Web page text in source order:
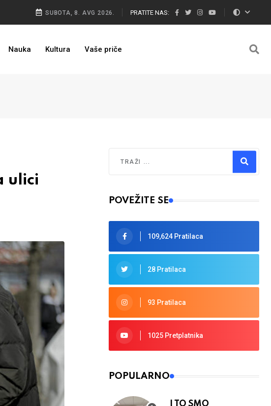
SUBOTA, 8. AVG 2026. PRATITE NAS:
Nauka Kultura Vaše priče
ulici
Type 2 or more characters for results.
POVEŽITE SE
109,624 Pratilaca
28 Pratilaca
93 Pratilaca
1025 Pretplatnika
POPULARNO
I TO SMO